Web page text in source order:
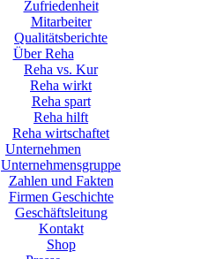
Zufriedenheit
Mitarbeiter
Qualitätsberichte
Über Reha
Reha vs. Kur
Reha wirkt
Reha spart
Reha hilft
Reha wirtschaftet
Unternehmen
Unternehmensgruppe
Zahlen und Fakten
Firmen Geschichte
Geschäftsleitung
Kontakt
Shop